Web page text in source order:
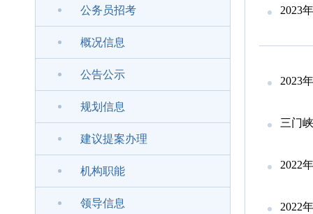
公务员招考
概况信息
公告公示
规划信息
建议提案办理
机构职能
领导信息
2023
2023
三门
2022
2022